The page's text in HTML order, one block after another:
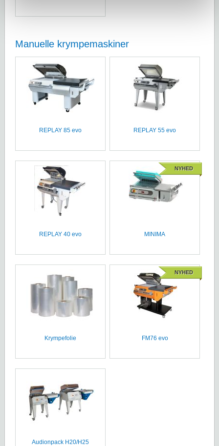
Manuelle krympemaskiner
REPLAY 85 evo REPLAY 55 evo
REPLAY 40 evo
NYHED
MINIMA
Krympefolie
NYHED
FM76 evo
Audionpack H20/H25